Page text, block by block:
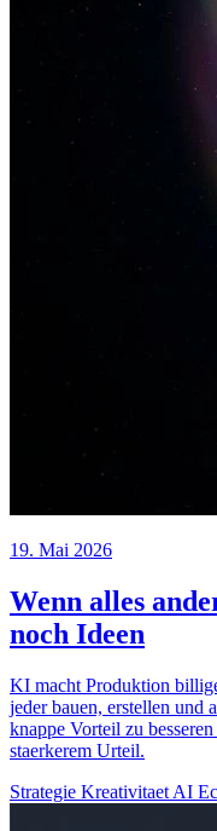
19. Mai 2026
Wenn alles
noch Ideen
KI macht Produktion
jeder bauen, erstellen und
knappe Vorteil zu
staerkerem Urteil.
Strategie Kreativitaet AI